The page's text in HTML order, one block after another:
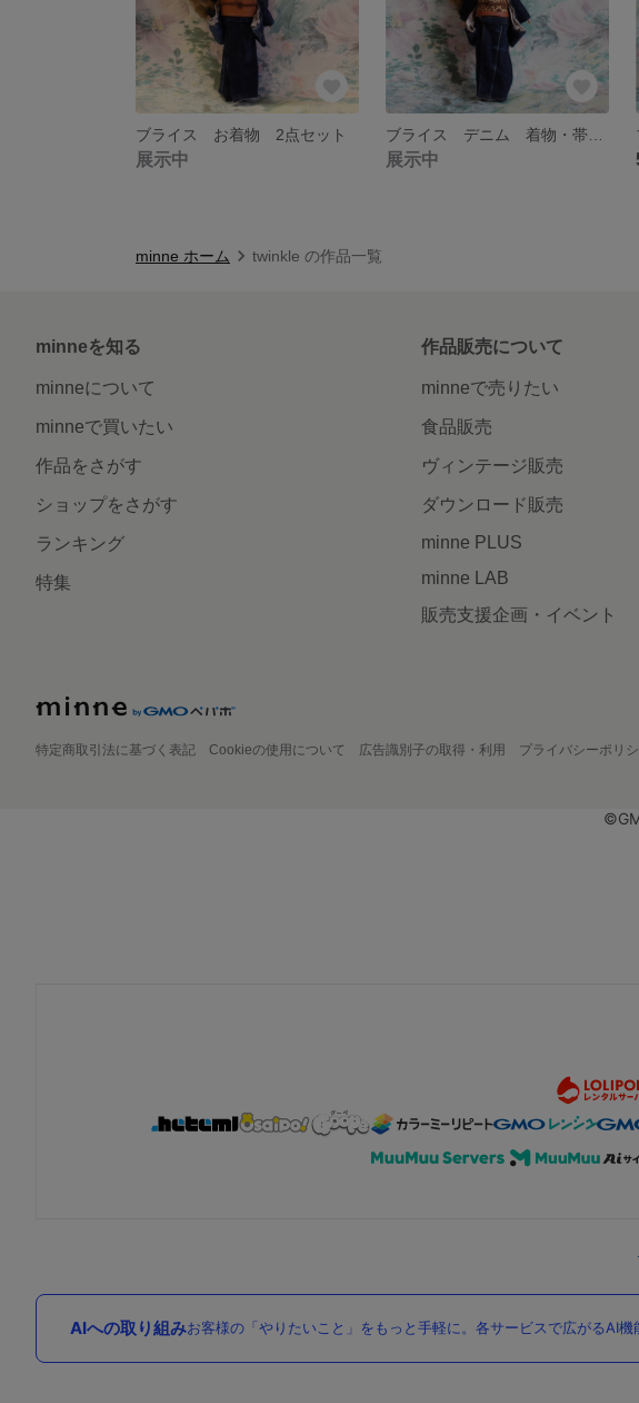
ブライス お着物 2点セット
展示中 展示中
minne ホーム twinkle の作品一覧
minneを知る
minneについて
minneで買いたい
作品をさがす
ショップをさがす
ランキング
特集
作品販売について
minneで売りたい
食品販売
ヴィンテージ販売
ダウンロード販売
minne PLUS
minne LAB
販売支援企画・イベント
特定商取引法に基づく表記 Cookieの使用について 広告識別子の取得・利用 プライバシーポリ
AIへの取り組みお客様の「やりたいこと」をもっと手軽に。各サービスで広がるAI機